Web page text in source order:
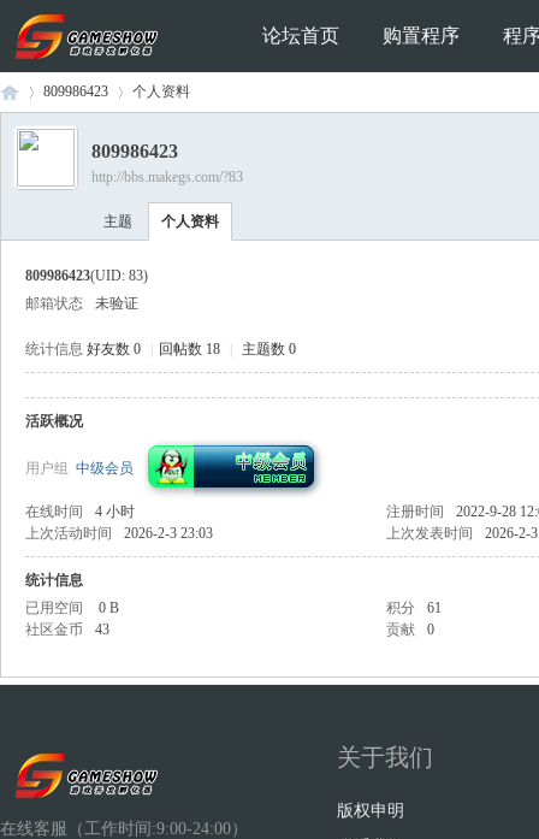
论坛首页 购置程序 程
Sh
›
809986423 个人资料
809986423
http://bbs.makegs.com/?83
主题 个人资料
809986423(UID: 83)
邮箱状态
未验证
统计信息 好友数 0 回帖数 18 主题数 0
活跃概况
用户组 中级会员
在线时间 4 小时 注册时间
2022-9-28
上次活动时间
2026-2-3 23:03 上次发表时间 2026-2-
统计信息
已用空间
0 B 积分
61
社区金币
43 贡献 0
在线客服（工作时间:9:00-24:00）
关于我们
版权申明